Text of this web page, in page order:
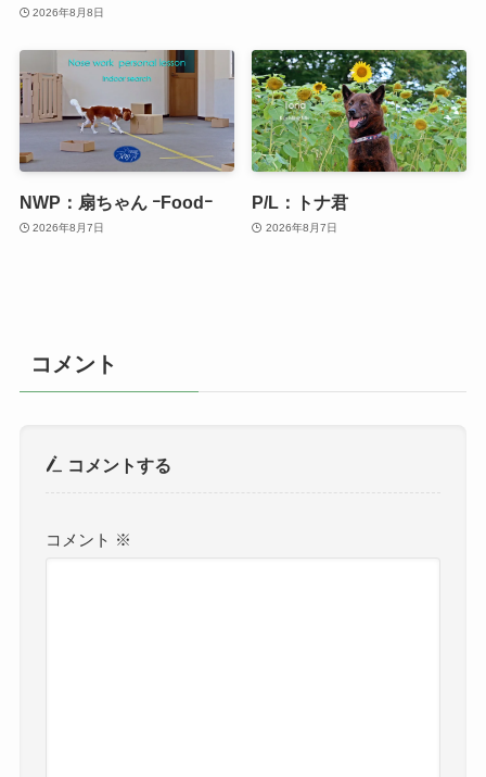
2026年8月8日
NWP：扇ちゃん ｰFoodｰ
2026年8月7日
P/L：トナ君
2026年8月7日
コメント
コメントする
コメント ※